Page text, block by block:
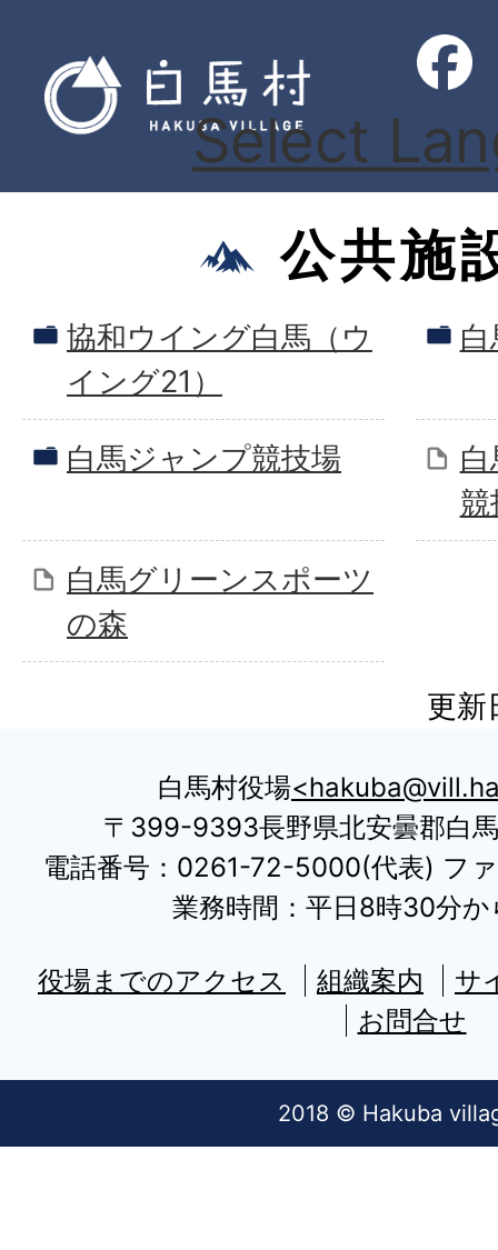
Select
公共施
協和ウイング白馬（ウ
イング21）
白馬ジャンプ競技場
白馬グリーンスポーツ
の森
更新
白馬村役場
〒399-9393長野県北安曇郡白
電話番号：0261-72-5000(代表) フ
業務時間：平日8時30分か
役場までのアクセス 組織案内
サ
お問合せ
2018 © Hakuba